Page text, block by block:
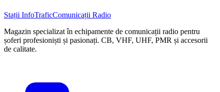
Stații InfoTraficComunicații Radio
Magazin specializat în echipamente de comunicații radio pentru
șoferi profesioniști și pasionați. CB, VHF, UHF, PMR și accesorii
de calitate.